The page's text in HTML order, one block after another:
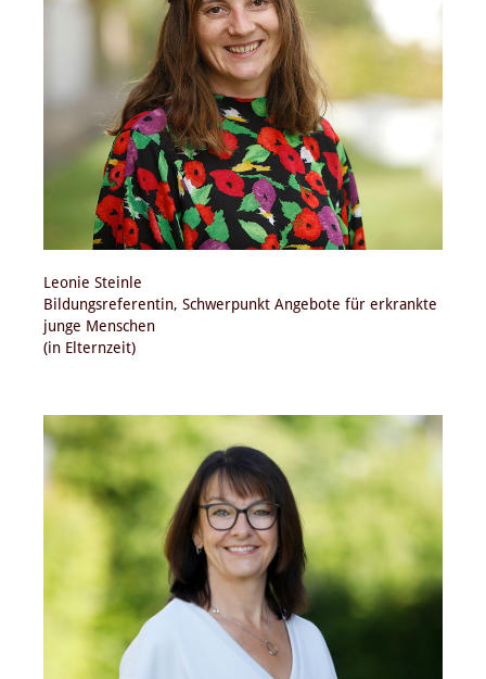
Leonie Steinle
Bildungsreferentin, Schwerpunkt Angebote für erkrankte
junge Menschen
(in Elternzeit)